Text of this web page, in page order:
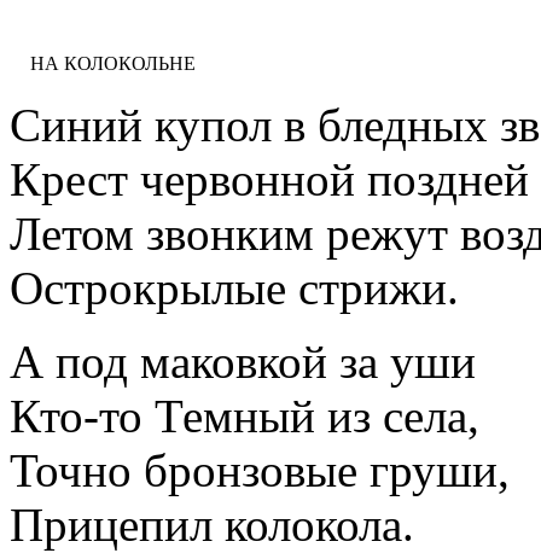
НА КОЛОКОЛЬНЕ
Синий купол в бледных
Крест червонной
Летом звонким режут
Острокрылые стрижи.
А под маковкой за уши
Кто-то Темный из села,
Точно бронзовые груши,
Прицепил колокола.